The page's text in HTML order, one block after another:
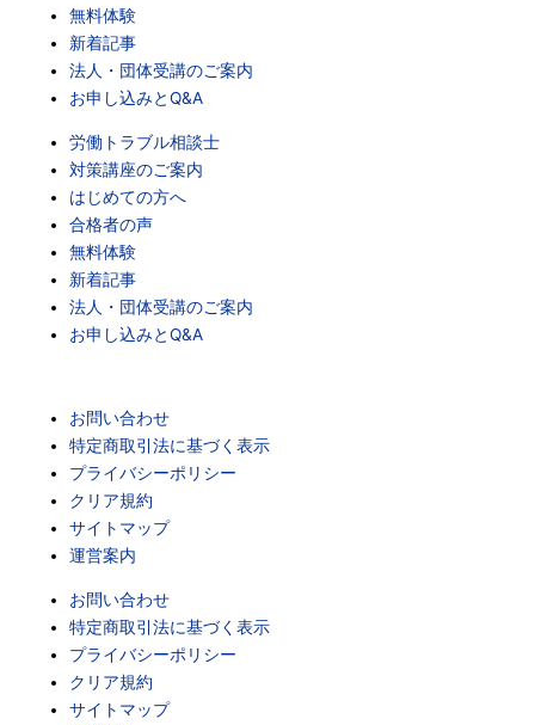
無料体験
新着記事
法人・団体受講のご案内
お申し込みとQ&A
労働トラブル相談士
対策講座のご案内
はじめての方へ
合格者の声
無料体験
新着記事
法人・団体受講のご案内
お申し込みとQ&A
お問い合わせ
特定商取引法に基づく表示
プライバシーポリシー
クリア規約
サイトマップ
運営案内
お問い合わせ
特定商取引法に基づく表示
プライバシーポリシー
クリア規約
サイトマップ